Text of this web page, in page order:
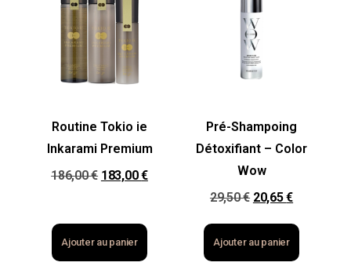
Routine Tokio ie
Inkarami Premium
186,00€ 183,00€
Ajouter au panier
Pré-Shampoing
Détoxifiant – Color
Wow
29,50€ 20,65€
Ajouter au panier